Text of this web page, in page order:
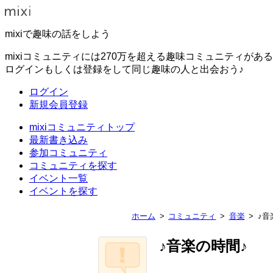
mixiで趣味の話をしよう
mixiコミュニティには270万を超える趣味コミュニティがある
ログインもしくは登録をして同じ趣味の人と出会おう♪
ログイン
新規会員登録
mixiコミュニティトップ
最新書き込み
参加コミュニティ
コミュニティを探す
イベント一覧
イベントを探す
ホーム コミュニティ 音楽 ♪音
♪音楽の時間♪